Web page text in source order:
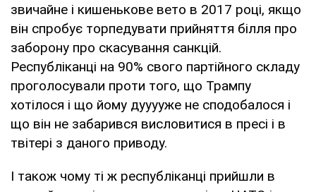
звичайне і кишенькове вето в 2017 році, якщо
він спробує торпедувати прийняття білля про
заборону про скасування санкцій.
Республіканці на 90% свого партійного складу
проголосували проти того, що Трампу
хотілося і що йому дууууже не сподобалося і
що він не забарився висловитися в пресі і в
твітері з даного приводу.
І також чому ті ж республіканці прийшли в